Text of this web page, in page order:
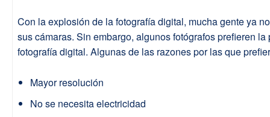
Con la explosión de la fotografía digital, mucha gente ya
sus cámaras. Sin embargo, algunos fotógrafos prefieren
fotografía digital. Algunas de las razones por las que
Mayor resolución
No se necesita electricidad